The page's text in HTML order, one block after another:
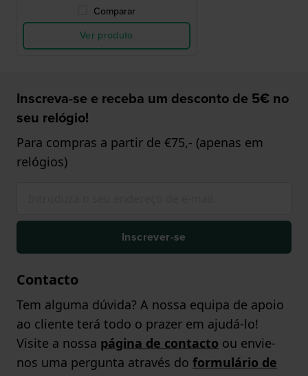
Comparar
Ver produto
Inscreva-se e receba um desconto de 5€ no
seu relógio!
Para compras a partir de €75,- (apenas em
relógios)
Inscrever-se
Contacto
Tem alguma dúvida? A nossa equipa de apoio
ao cliente terá todo o prazer em ajudá-lo!
Visite a nossa página de contacto ou envie-
nos uma pergunta através do formulário de